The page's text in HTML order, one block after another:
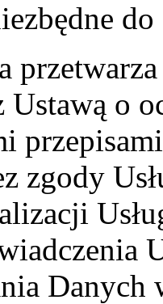
Ustawą o
zgody